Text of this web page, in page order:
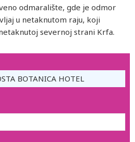
odmaralište, gde je odmor
u netaknutom raju, koji
severnoj strani Krfa.
BOTANICA HOTEL